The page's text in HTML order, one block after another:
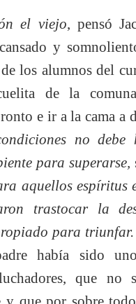
el viejo, pensó
y
de los alumnos del
de la
e ir a la cama a
no
para superarse,
aquellos espíritus
trastocar la
para triunfar.
había sido
que no